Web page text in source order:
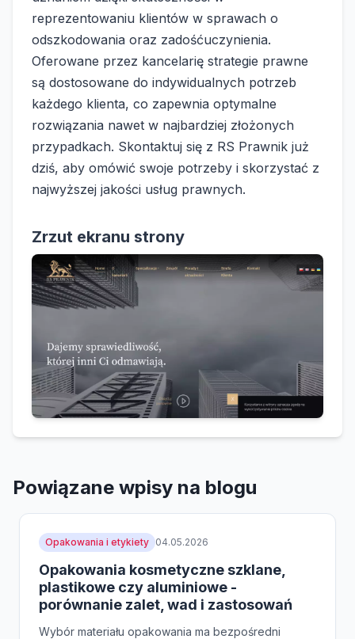
reprezentowaniu klientów w sprawach o
odszkodowania oraz zadośćuczynienia.
Oferowane przez kancelarię strategie prawne
są dostosowane do indywidualnych potrzeb
każdego klienta, co zapewnia optymalne
rozwiązania nawet w najbardziej złożonych
przypadkach. Skontaktuj się z RS Prawnik już
dziś, aby omówić swoje potrzeby i skorzystać z
najwyższej jakości usług prawnych.
Zrzut ekranu strony
Powiązane wpisy na blogu
Opakowania i etykiety 04.05.2026
Opakowania kosmetyczne szklane,
plastikowe czy aluminiowe -
porównanie zalet, wad i zastosowań
Wybór materiału opakowania ma bezpośredni